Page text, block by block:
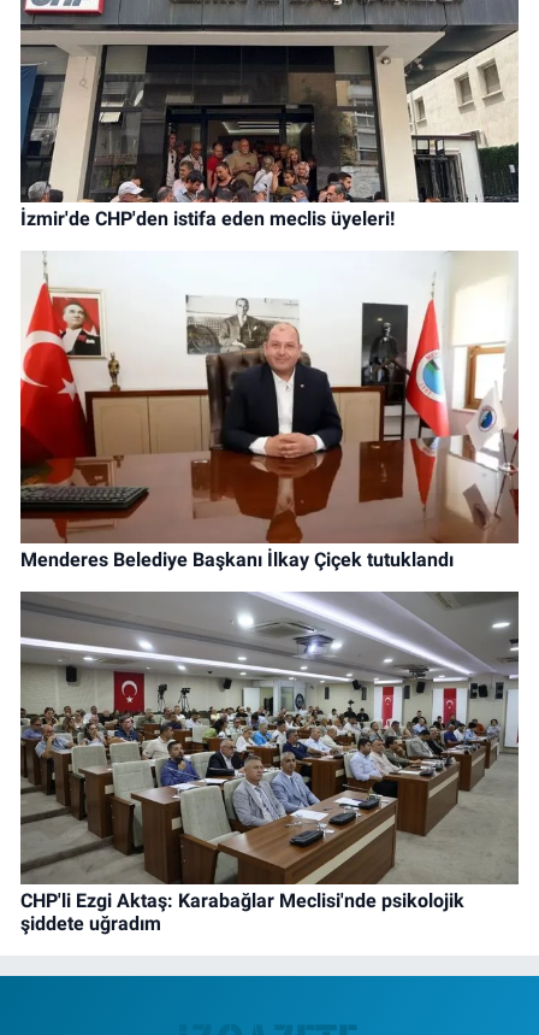
İzmir'de CHP'den istifa eden meclis üyeleri!
Menderes Belediye Başkanı İlkay Çiçek tutuklandı
CHP'li Ezgi Aktaş: Karabağlar Meclisi'nde psikolojik
şiddete uğradım